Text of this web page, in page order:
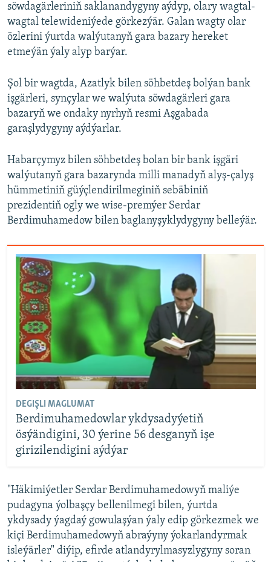
söwdagärleriniň saklanandygyny aýdyp, olary wagtal-
wagtal telewideniýede görkezýär. Galan wagty olar
özlerini ýurtda walýutanyň gara bazary hereket
etmeýän ýaly alyp barýar.
Şol bir wagtda, Azatlyk bilen söhbetdeş bolýan bank
işgärleri, synçylar we walýuta söwdagärleri gara
bazaryň we ondaky nyrhyň resmi Aşgabada
garaşlydygyny aýdýarlar.
Habarçymyz bilen söhbetdeş bolan bir bank işgäri
walýutanyň gara bazarynda milli manadyň alyş-çalyş
hümmetiniň güýçlendirilmeginiň sebäbiniň
prezidentiň ogly we wise-premýer Serdar
Berdimuhamedow bilen baglanyşyklydygyny belleýär.
DEGIŞLI MAGLUMAT
Berdimuhamedowlar ykdysadyýetiň
ösýändigini, 30 ýerine 56 desganyň işe
girizilendigini aýdýar
"Häkimiýetler Serdar Berdimuhamedowyň maliýe
pudagyna ýolbaşçy bellenilmegi bilen, ýurtda
ykdysady ýagdaý gowulaşýan ýaly edip görkezmek we
kiçi Berdimuhamedowyň abraýyny ýokarlandyrmak
isleýärler" diýip, efirde atlandyrylmasyzlygyny soran